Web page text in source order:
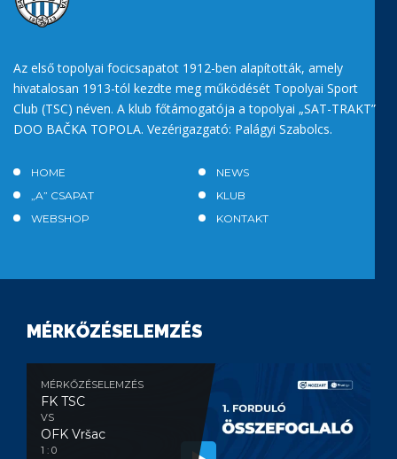
Az első topolyai focicsapatot 1912-ben alapították, amely
hivatalosan 1913-tól kezdte meg működését Topolyai Sport
Club (TSC) néven. A klub főtámogatója a topolyai „SAT-TRAKT”
DOO BAČKA TOPOLA. Vezérigazgató: Palágyi Szabolcs.
HOME
NEWS
„A” CSAPAT
KLUB
WEBSHOP
KONTAKT
MÉRKŐZÉSELEMZÉS
MÉRKŐZÉSELEMZÉS
FK TSC
VS
OFK Vršac
1 : 0